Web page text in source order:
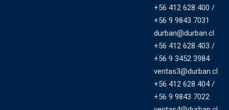
+56 412 628 400 /
+56 9 9843 7031
durban@durban.cl
+56 412 628 403 /
+56 9 3452 3984
ventas3@durban.cl
+56 412 628 404 /
+56 9 9843 7022